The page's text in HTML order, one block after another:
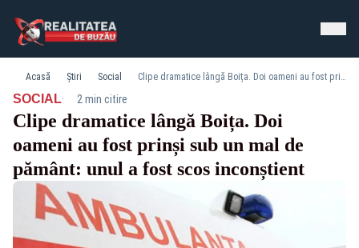
Acasă Știri Social Clipe dramatice lângă Boița. Doi oameni au fost prinși sub un mal de pământ: unul a fost scos inconștient
SOCIAL· 2 min citire
Clipe dramatice lângă Boița. Doi
oameni au fost prinși sub un mal de
pământ: unul a fost scos inconștient